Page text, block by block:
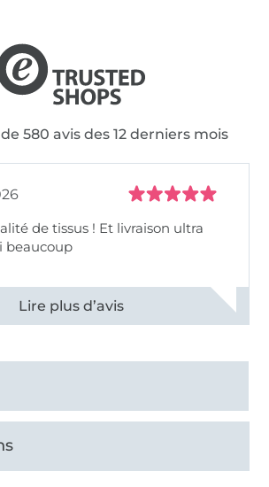
580 avis des 12 derniers mois
de tissus ! Et livraison ultra
beaucoup
11496 commentaires